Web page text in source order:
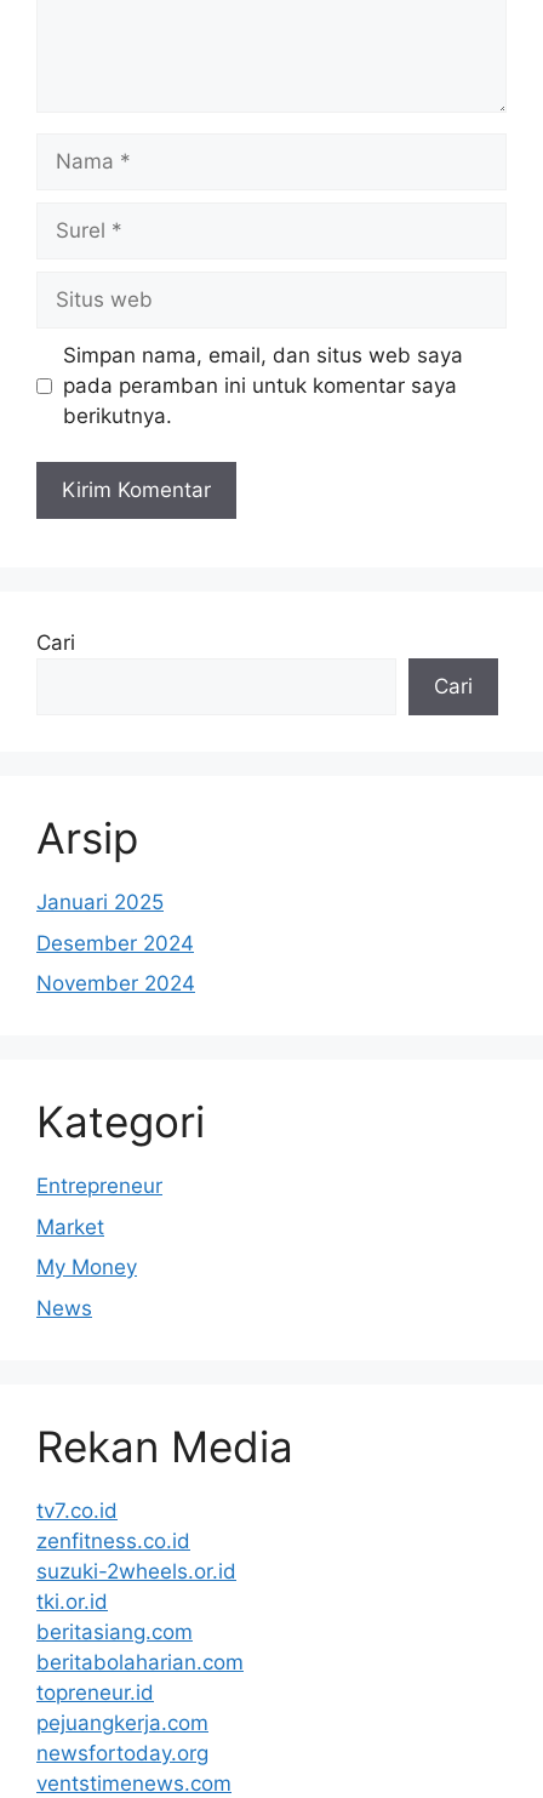
web
Simpan nama, email, dan situs web saya
pada peramban ini untuk komentar saya
berikutnya.
Cari
Cari
Arsip
Januari 2025
Desember 2024
November 2024
Kategori
Entrepreneur
Market
My Money
News
Rekan Media
tv7.co.id
zenfitness.co.id
suzuki-2wheels.or.id
tki.or.id
beritasiang.com
beritabolaharian.com
topreneur.id
pejuangkerja.com
newsfortoday.org
ventstimenews.com